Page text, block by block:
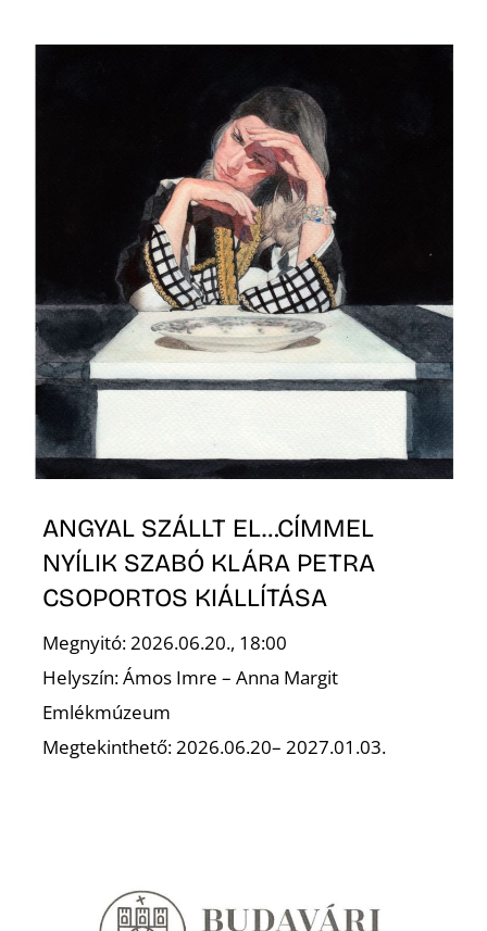
ANGYAL SZÁLLT EL…CÍMMEL
NYÍLIK SZABÓ KLÁRA PETRA
CSOPORTOS KIÁLLÍTÁSA
Megnyitó: 2026.06.20., 18:00
Helyszín: Ámos Imre – Anna Margit
Emlékmúzeum
Megtekinthető: 2026.06.20– 2027.01.03.